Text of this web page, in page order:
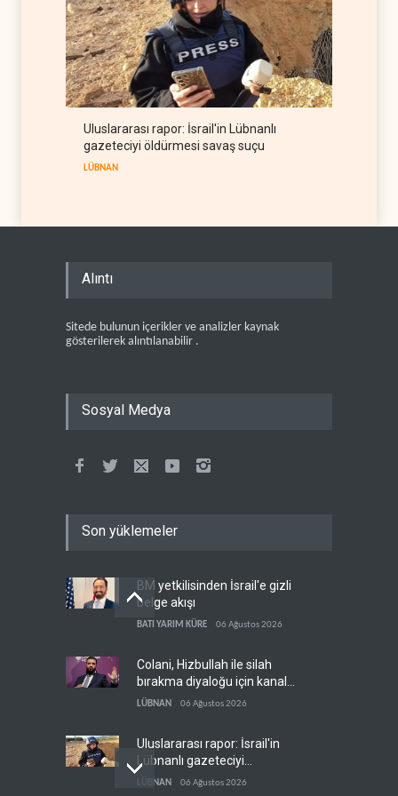
Uluslararası rapor: İsrail'in Lübnanlı
gazeteciyi öldürmesi savaş suçu
LÜBNAN
Alıntı
Sitede bulunun içerikler ve analizler kaynak
gösterilerek alıntılanabilir .
Sosyal Medya
Son yüklemeler
BM yetkilisinden İsrail'e gizli
belge akışı
BATI YARIM KÜRE 06 Ağustos 2026
Colani, Hizbullah ile silah
bırakma diyaloğu için kanal
arıyor
LÜBNAN 06 Ağustos 2026
Uluslararası rapor: İsrail'in
Lübnanlı gazeteciyi
öldürmesi savaş suçu
LÜBNAN 06 Ağustos 2026